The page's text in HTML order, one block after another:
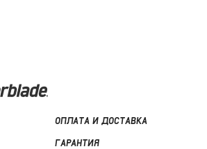
ОПЛАТА И ДОСТАВКА
ГАРАНТИЯ